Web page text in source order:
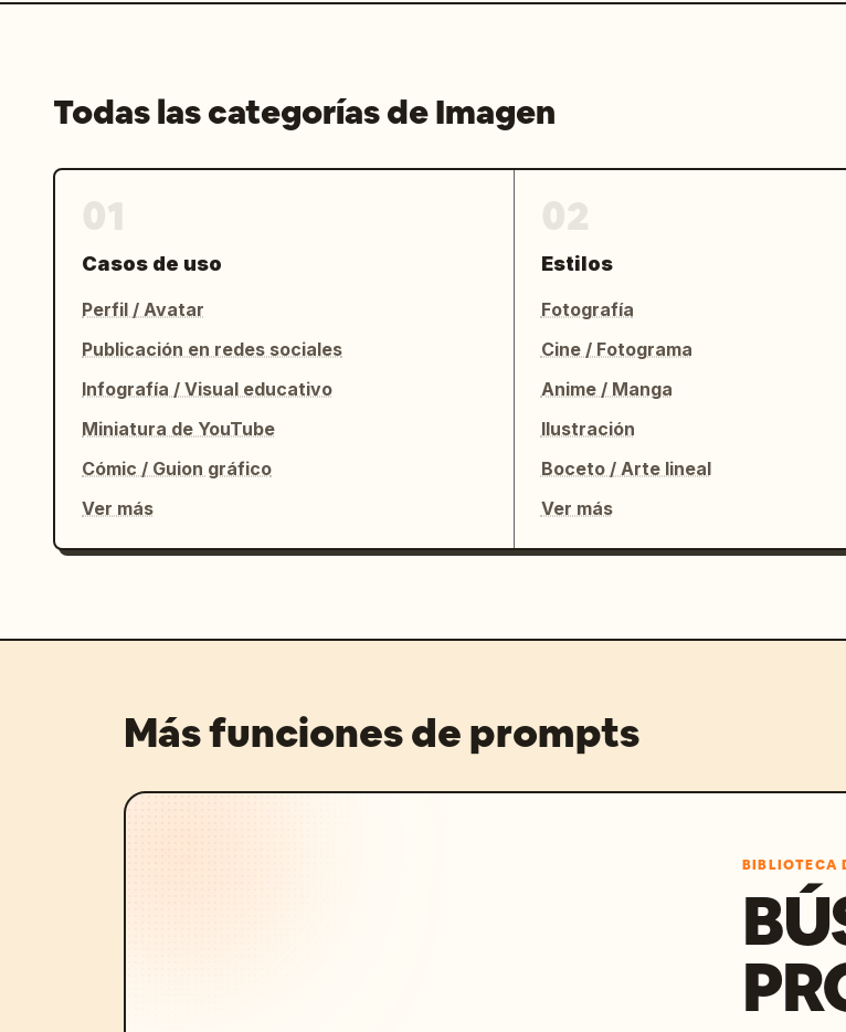
Todas las categorías de Imagen
Casos de uso
Perfil / Avatar
Publicación en redes sociales
Infografía / Visual educativo
Miniatura de YouTube
Cómic / Guion gráfico
Ver más
Estilos
Fotografía
Cine / Fotograma
Anime / Manga
Ilustración
Boceto / Arte lineal
Ver más
Más funciones de prompts
BIBLIOTECA